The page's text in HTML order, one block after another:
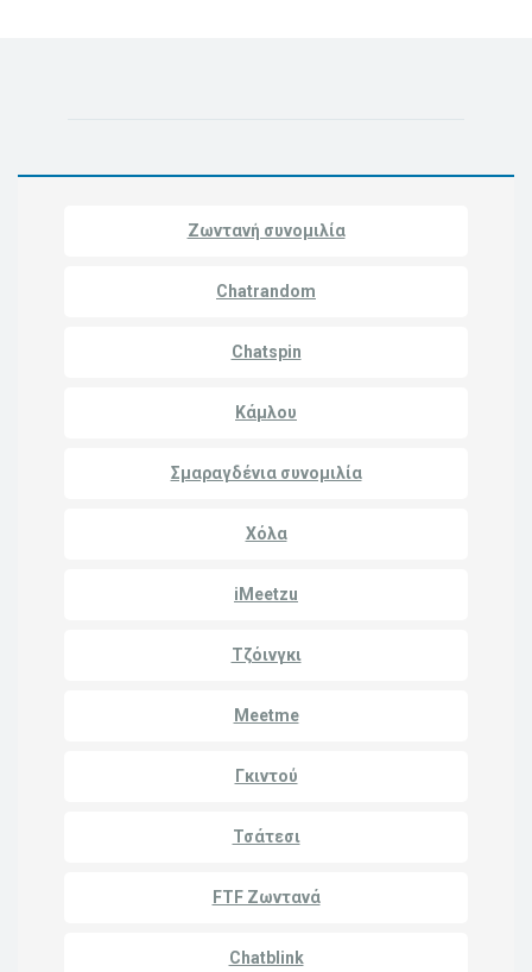
Ζωντανή συνομιλία
Chatrandom
Chatspin
Κάμλου
Σμαραγδένια συνομιλία
Χόλα
iMeetzu
Τζόινγκι
Meetme
Γκιντού
Τσάτεσι
FTF Ζωντανά
Chatblink